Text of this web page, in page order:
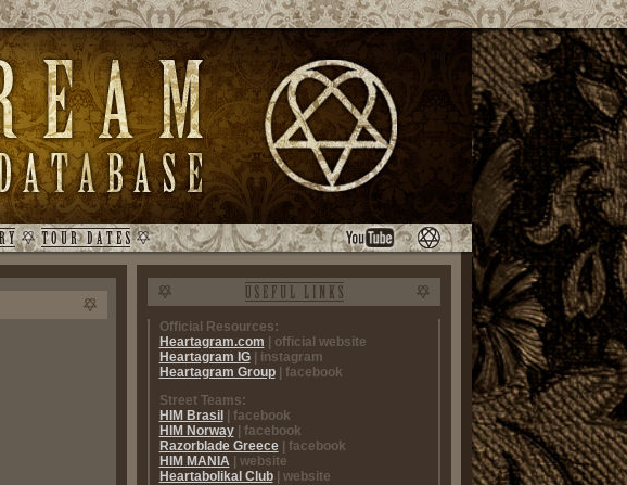
Official Resources:
Heartagram.com
| official website
Heartagram IG
| instagram
Heartagram Group
| facebook
Street Teams:
HIM Brasil
| facebook
HIM Norway
| facebook
Razorblade Greece
| facebook
HIM MANIA
| website
Heartabolikal Club
| website